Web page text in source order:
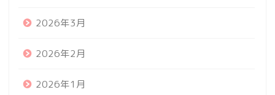
2026年3月
2026年2月
2026年1月